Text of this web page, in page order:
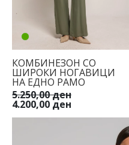
КОМБИНЕЗОН СО
ШИРОКИ НОГАВИЦИ
НА ЕДНО РАМО
5.250,00 ден
4.200,00 ден